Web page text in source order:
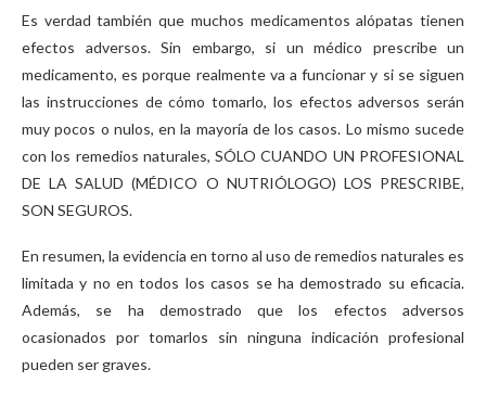
Es verdad también que muchos medicamentos alópatas tienen
efectos adversos. Sin embargo, si un médico prescribe un
medicamento, es porque realmente va a funcionar y si se siguen
las instrucciones de cómo tomarlo, los efectos adversos serán
muy pocos o nulos, en la mayoría de los casos. Lo mismo sucede
con los remedios naturales, SÓLO CUANDO UN PROFESIONAL
DE LA SALUD (MÉDICO O NUTRIÓLOGO) LOS PRESCRIBE,
SON SEGUROS.
En resumen, la evidencia en torno al uso de remedios naturales es
limitada y no en todos los casos se ha demostrado su eficacia.
Además, se ha demostrado que los efectos adversos
ocasionados por tomarlos sin ninguna indicación profesional
pueden ser graves.